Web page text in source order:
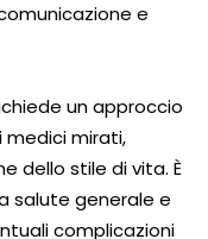
e
un approccio
mirati,
dello stile di vita. È
salute generale e
complicazioni